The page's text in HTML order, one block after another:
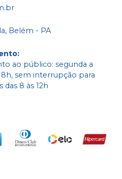
Belém - PA
:
ao público: segunda a
sem interrupção para
das 8 às 12h